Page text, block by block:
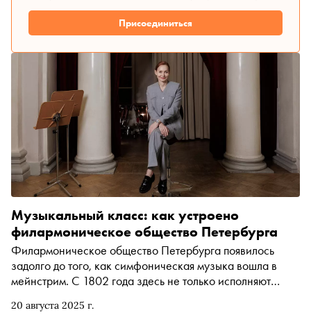
Присоединиться
20 августа 2025 г.
Музыкальный класс: как устроено
филармоническое общество Петербурга
Филармоническое общество Петербурга появилось
задолго до того, как симфоническая музыка вошла в
мейнстрим. С 1802 года здесь не только исполняют
публики. В летнем номере «Сноба» — рассказ о том, как